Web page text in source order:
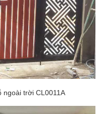
ngoài trời CL0011A